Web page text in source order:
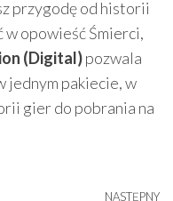
przygodę od historii
w opowieść Śmierci,
(Digital)pozwala
jednym pakiecie, w
gier do pobrania na
NASTĘPNY